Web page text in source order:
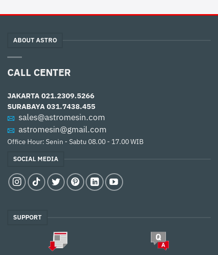
ABOUT ASTRO
CALL CENTER
JAKARTA 021.2309.5266
SURABAYA 031.7438.455
sales@astromesin.com
astromesin@gmail.com
Office Hour: Senin - Sabtu 08.00 - 17.00 WIB
SOCIAL MEDIA
SUPPORT